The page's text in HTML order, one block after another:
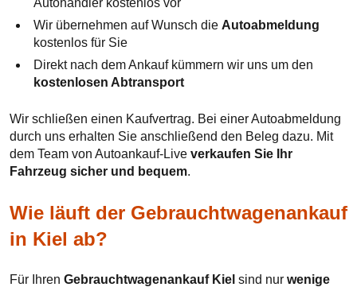
Autohändler kostenlos vor
Wir übernehmen auf Wunsch die Autoabmeldung
kostenlos für Sie
Direkt nach dem Ankauf kümmern wir uns um den
kostenlosen Abtransport
Wir schließen einen Kaufvertrag. Bei einer Autoabmeldung
durch uns erhalten Sie anschließend den Beleg dazu. Mit
dem Team von Autoankauf-Live verkaufen Sie Ihr
Fahrzeug sicher und bequem.
Wie läuft der Gebrauchtwagenankauf
in Kiel ab?
Für Ihren Gebrauchtwagenankauf Kiel sind nur wenige